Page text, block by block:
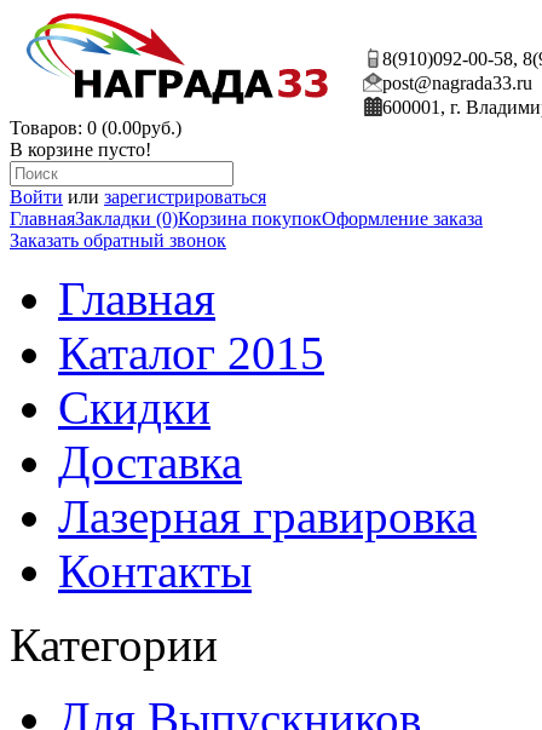
8(910)092-00-58,
post@nagrada33.ru
600001, г.
Товаров: 0 (0.00руб.)
В корзине пусто!
Войти или зарегистрироваться
ГлавнаяЗакладки (0)Корзина покупокОформление заказа
Заказать обратный звонок
Главная
Каталог 2015
Скидки
Доставка
Лазерная гравировка
Контакты
Категории
Для Выпускников